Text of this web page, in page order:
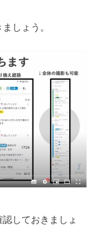
しょう。
しておきましょ